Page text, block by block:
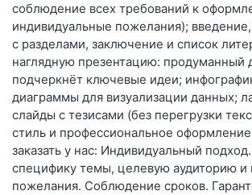
соблюдение всех требований к
индивидуальные пожелания);
с разделами, заключение и список
наглядную презентацию: продуманный
подчеркнёт ключевые идеи;
диаграммы для визуализации данных;
слайды с тезисами (без перегрузки
стиль и профессиональное
заказать у нас: Индивидуальный
специфику темы, целевую аудиторию
пожелания. Соблюдение сроков.